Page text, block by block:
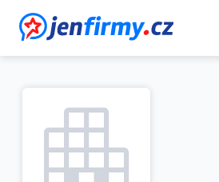
JenFirmy.cz